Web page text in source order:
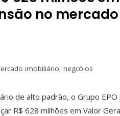
no
imobiliário, negcóios
de alto padrão, o Grupo
R$ 628 milhões em Valor